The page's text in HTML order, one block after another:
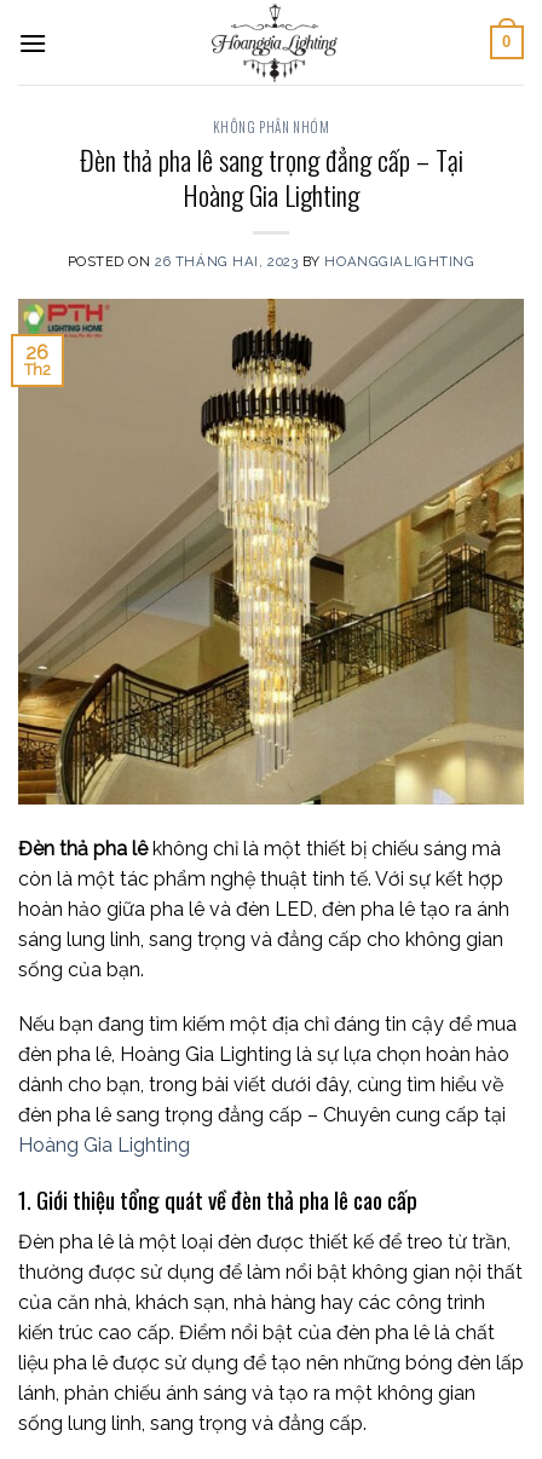
0
KHÔNG PHÂN NHÓM
Đèn thả pha lê sang trọng đẳng cấp – Tại
Hoàng Gia Lighting
POSTED ON26 THÁNG HAI, 2023 BY HOANGGIALIGHTING
26
Th2
Đèn thả pha lêkhông chỉ là một thiết bị chiếu sáng mà
còn là một tác phẩm nghệ thuật tinh tế. Với sự kết hợp
hoàn hảo giữa pha lê và đèn LED, đèn pha lê tạo ra ánh
sáng lung linh, sang trọng và đẳng cấp cho không gian
sống của bạn.
Nếu bạn đang tìm kiếm một địa chỉ đáng tin cậy để mua
đèn pha lê, Hoàng Gia Lighting là sự lựa chọn hoàn hảo
dành cho bạn, trong bài viết dưới đây, cùng tìm hiểu về
đèn pha lê sang trọng đẳng cấp – Chuyên cung cấp tại
Hoàng Gia Lighting
1. Giới thiệu tổng quát về đèn thả pha lê cao cấp
Đèn pha lê là một loại đèn được thiết kế để treo từ trần,
thường được sử dụng để làm nổi bật không gian nội thất
của căn nhà, khách sạn, nhà hàng hay các công trình
kiến trúc cao cấp. Điểm nổi bật của đèn pha lê là chất
liệu pha lê được sử dụng để tạo nên những bóng đèn lấp
lánh, phản chiếu ánh sáng và tạo ra một không gian
sống lung linh, sang trọng và đẳng cấp.